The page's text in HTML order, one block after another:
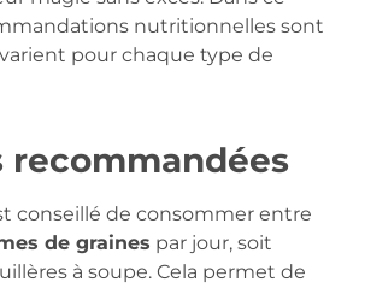
nutritionnelles sont
pour chaque type de
recommandées
conseillé de consommer entre
de graines par jour, soit
à soupe. Cela permet de